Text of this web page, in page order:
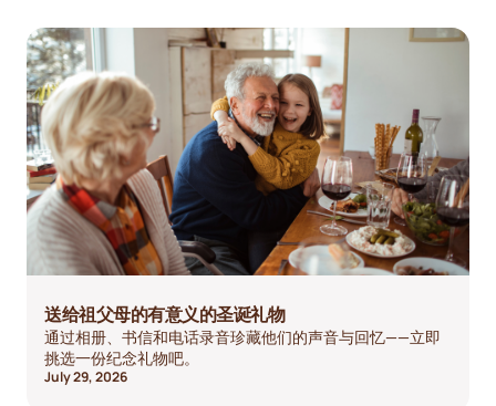
送给祖父母的有意义的圣诞礼物
通过相册、书信和电话录音珍藏他们的声音与回忆——立即
挑选一份纪念礼物吧。
July 29, 2026